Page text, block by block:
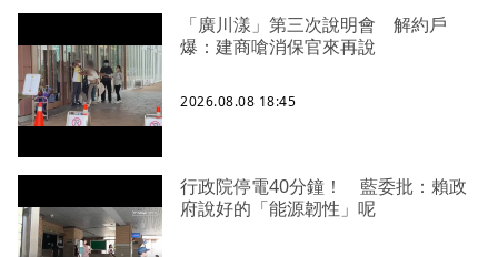
「廣川漾」第三次說明會 解約戶
爆：建商嗆消保官來再說
2026.08.08 18:45
行政院停電40分鐘！ 藍委批：賴政
府說好的「能源韌性」呢